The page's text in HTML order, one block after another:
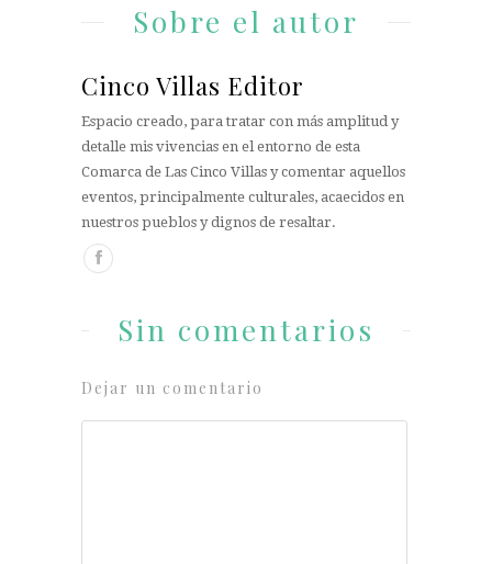
Sobre el autor
Cinco Villas Editor
Espacio creado, para tratar con más amplitud y
detalle mis vivencias en el entorno de esta
Comarca de Las Cinco Villas y comentar aquellos
eventos, principalmente culturales, acaecidos en
nuestros pueblos y dignos de resaltar.
Sin comentarios
Dejar un comentario